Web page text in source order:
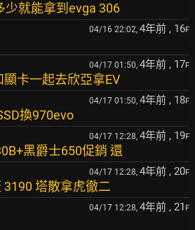
少就能拿到evga 306
04/16 22:02, 4年前 , 16F
04/17 01:50, 4年前 , 17F
卡一起去欣亞拿EV
04/17 01:50, 4年前 , 18F
換970evo
04/17 12:28, 4年前 , 19F
黑爵士650促銷 還
04/17 12:28, 4年前 , 20F
塔散拿虎徹二
04/17 12:28, 4年前 , 21 F